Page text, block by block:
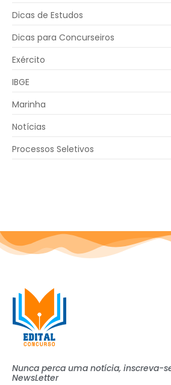
Dicas de Estudos
Dicas para Concurseiros
Exército
IBGE
Marinha
Notícias
Processos Seletivos
Nunca perca uma notícia, inscreva-
NewsLetter